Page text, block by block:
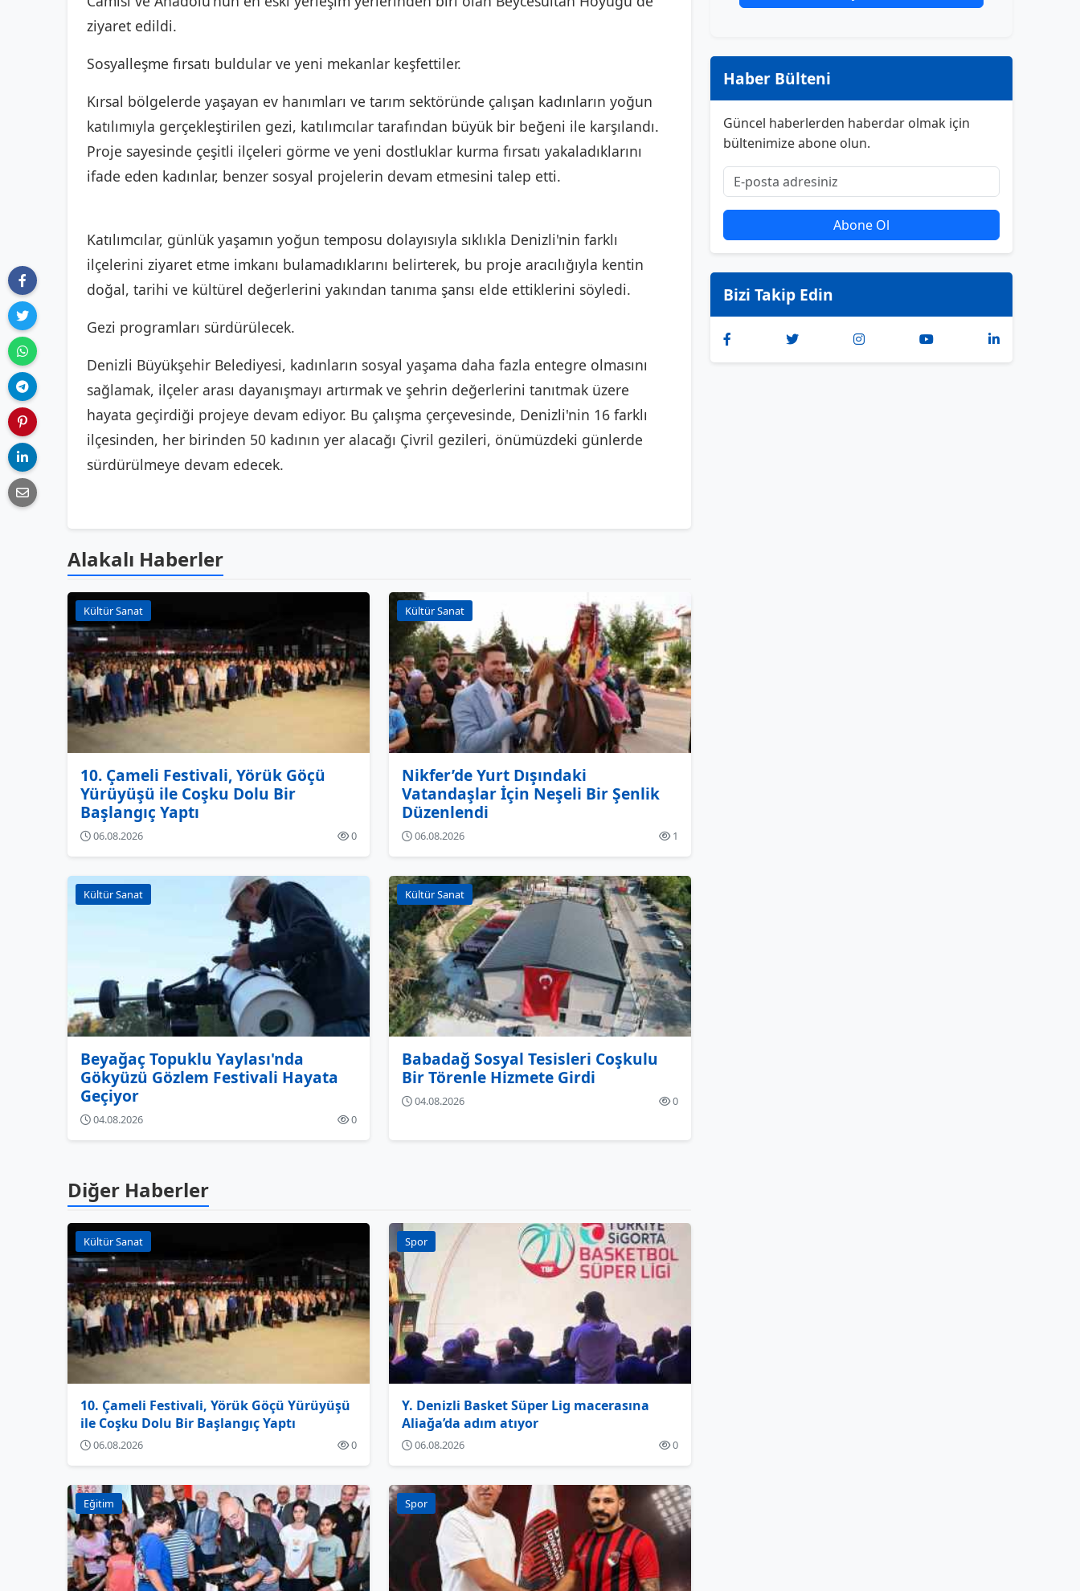
ziyaret edildi.
Sosyalleşme fırsatı buldular ve yeni mekanlar keşfettiler.
Kırsal bölgelerde yaşayan ev hanımları ve tarım sektöründe çalışan kadınların yoğun
katılımıyla gerçekleştirilen gezi, katılımcılar tarafından büyük bir beğeni ile karşılandı.
Proje sayesinde çeşitli ilçeleri görme ve yeni dostluklar kurma fırsatı yakaladıklarını
ifade eden kadınlar, benzer sosyal projelerin devam etmesini talep etti.
Katılımcılar, günlük yaşamın yoğun temposu dolayısıyla sıklıkla Denizli'nin farklı
ilçelerini ziyaret etme imkanı bulamadıklarını belirterek, bu proje aracılığıyla kentin
doğal, tarihi ve kültürel değerlerini yakından tanıma şansı elde ettiklerini söyledi.
Gezi programları sürdürülecek.
Denizli Büyükşehir Belediyesi, kadınların sosyal yaşama daha fazla entegre olmasını
sağlamak, ilçeler arası dayanışmayı artırmak ve şehrin değerlerini tanıtmak üzere
hayata geçirdiği projeye devam ediyor. Bu çalışma çerçevesinde, Denizli'nin 16 farklı
ilçesinden, her birinden 50 kadının yer alacağı Çivril gezileri, önümüzdeki günlerde
sürdürülmeye devam edecek.
Alakalı Haberler
Kültür Sanat
10. Çameli Festivali, Yörük Göçü
Yürüyüşü ile Coşku Dolu Bir
Başlangıç Yaptı
06.08.2026 0
Kültür Sanat
Nikfer’de Yurt Dışındaki
Vatandaşlar İçin Neşeli Bir Şenlik
Düzenlendi
06.08.2026 1
Kültür Sanat
Beyağaç Topuklu Yaylası'nda
Gökyüzü Gözlem Festivali Hayata
Geçiyor
04.08.2026 0
Kültür Sanat
Babadağ Sosyal Tesisleri Coşkulu
Bir Törenle Hizmete Girdi
04.08.2026 0
Diğer Haberler
Kültür Sanat
10. Çameli Festivali, Yörük Göçü Yürüyüşü
ile Coşku Dolu Bir Başlangıç Yaptı
06.08.2026 0
Spor
Y. Denizli Basket Süper Lig macerasına
Aliağa’da adım atıyor
06.08.2026 0
Eğitim Spor
Haber Bülteni
Güncel haberlerden haberdar olmak için
bültenimize abone olun.
Abone Ol
Bizi Takip Edin